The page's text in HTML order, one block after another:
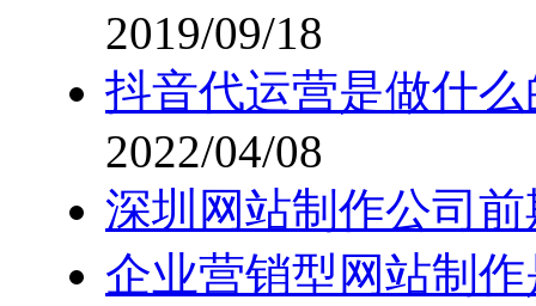
2019/09/18
抖音代运营是做什
2022/04/08
深圳网站制作公司
企业营销型网站制